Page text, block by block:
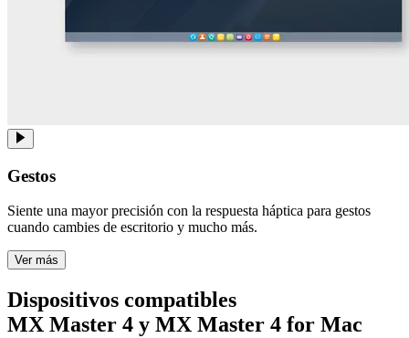
Gestos
Siente una mayor precisión con la respuesta háptica para gestos
cuando cambies de escritorio y mucho más.
Ver más
Dispositivos compatibles
MX Master 4 y MX Master 4 for Mac